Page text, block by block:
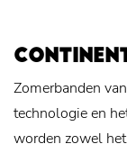
Zomerbanden
technologie en
worden zowel